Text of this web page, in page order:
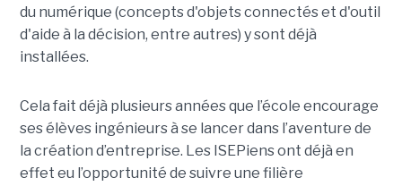
du numérique (concepts d'objets connectés et d'outil
d'aide à la décision, entre autres) y sont déjà
installées.
Cela fait déjà plusieurs années que l’école encourage
ses élèves ingénieurs à se lancer dans l’aventure de
la création d’entreprise. Les ISEPiens ont déjà en
effet eu l’opportunité de suivre une filière